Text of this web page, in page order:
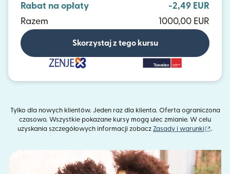
Rabat na opłaty
-2,49 EUR
Razem
1000,00 EUR
Skorzystaj z tego kursu
Tylko dla nowych klientów. Jeden raz dla klienta. Oferta ograniczona
czasowo. Wszystkie pokazane kursy mogą ulec zmianie. W celu
uzyskania szczegółowych informacji zobacz Zasady i warunki .